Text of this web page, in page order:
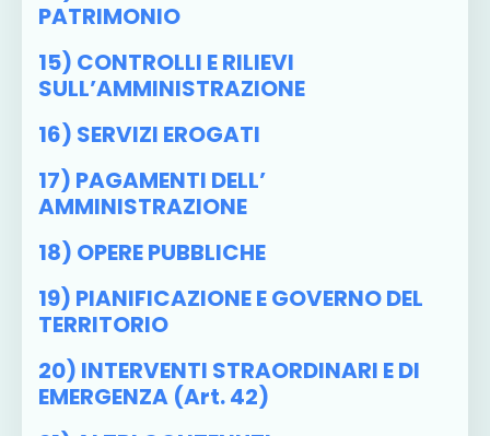
PATRIMONIO
15) CONTROLLI E RILIEVI
SULL’AMMINISTRAZIONE
16) SERVIZI EROGATI
17) PAGAMENTI DELL’
AMMINISTRAZIONE
18) OPERE PUBBLICHE
19) PIANIFICAZIONE E GOVERNO DEL
TERRITORIO
20) INTERVENTI STRAORDINARI E DI
EMERGENZA (art. 42)